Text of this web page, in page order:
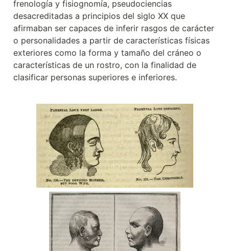
frenología y fisiognomía, pseudociencias
desacreditadas a principios del siglo XX que
afirmaban ser capaces de inferir rasgos de carácter
o personalidades a partir de características físicas
exteriores como la forma y tamaño del cráneo o
características de un rostro, con la finalidad de
clasificar personas superiores e inferiores.